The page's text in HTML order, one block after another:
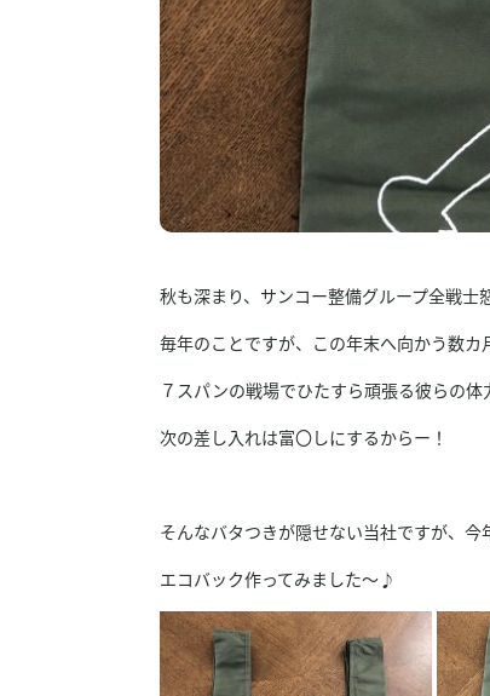
秋も深まり、サンコー整備グループ全戦士
毎年のことですが、この年末へ向かう数カ
７スパンの戦場でひたすら頑張る彼らの体
次の差し入れは富〇しにするからー！
そんなバタつきが隠せない当社ですが、
エコバック作ってみました～♪